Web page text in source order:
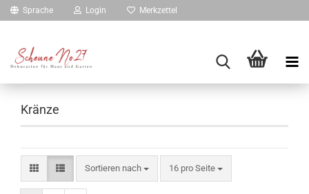
Sprache Login Merkzettel
Kränze
Sortieren nach
Sortieren nach 16 pro Seite
pro Seite